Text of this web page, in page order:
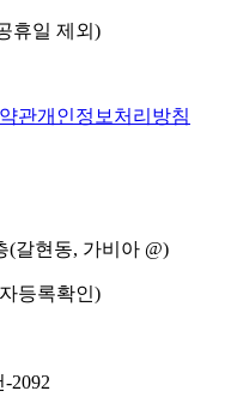
휴일 제외)
관개인정보처리방침
(갈현동, 가비아 @)
등록확인)
2092